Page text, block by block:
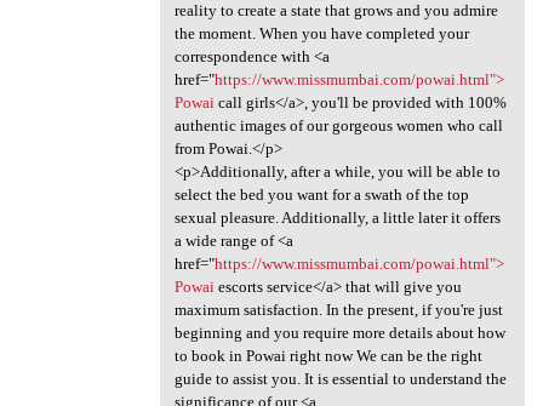
reality to create a state that grows and you admire
the moment. When you have completed your
correspondence with <a
href="https://www.missmumbai.com/powai.html">
Powaicall girls</a>, you'll be provided with 100%
authentic images of our gorgeous women who call
from Powai.</p>
<p>Additionally, after a while, you will be able to
select the bed you want for a swath of the top
sexual pleasure. Additionally, a little later it offers
a wide range of <a
href="https://www.missmumbai.com/powai.html">
Powaiescorts service</a> that will give you
maximum satisfaction. In the present, if you're just
beginning and you require more details about how
to book in Powai right now We can be the right
guide to assist you. It is essential to understand the
significance of our <a